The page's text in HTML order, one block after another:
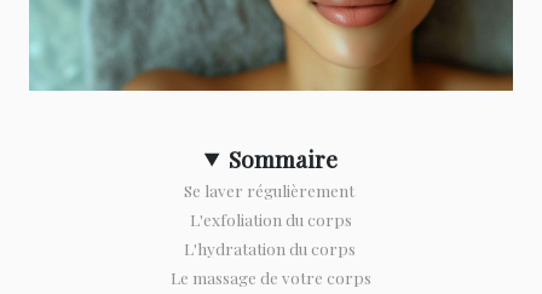
Sommaire
Se laver régulièrement
L'exfoliation du corps
L'hydratation du corps
Le massage de votre corps